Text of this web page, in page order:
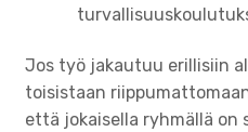
Jos työ jakautuu erillisiin
toisistaan
että jokaisella ryhmällä on